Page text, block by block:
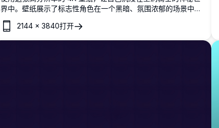
界中。壁纸展示了标志性角色在一个黑暗、氛围浓郁的场景中，
捕捉了游戏的迷人美丽和神秘。非常适合希望将哈尔洛巢的气息
带到屏幕上的粉丝。
2144 ×3840打开